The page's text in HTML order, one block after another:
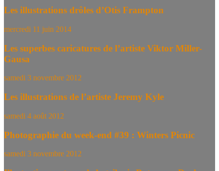
Les illustrations drôles d’Otis Frampton
mercredi 11 juin 2014
Les superbes caricatures de l’artiste Viktor Miller-
Gausa
samedi 3 novembre 2012
Les illustrations de l’artiste Jeremy Kyle
samedi 4 août 2012
Photographie du week-end #39 : Winters Picnic
samedi 3 novembre 2012